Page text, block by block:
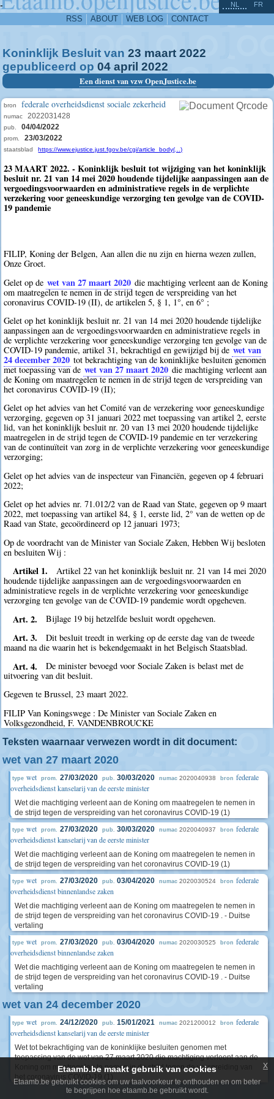
-
RSS ABOUT WEB LOG CONTACT
NL FR
Koninklijk Besluit van 23 maart 2022
gepubliceerd op 04 april 2022
Een dienst van vzw OpenJustice.be
bron federale overheidsdienst sociale zekerheid
numac 2022031428
pub. 04/04/2022
prom. 23/03/2022
staatsblad https://www.ejustice.just.fgov.be/cgi/article_body(...)
23 MAART 2022. - Koninklijk besluit tot wijziging van het koninklijk
besluit nr. 21 van 14 mei 2020 houdende tijdelijke aanpassingen aan de
vergoedingsvoorwaarden en administratieve regels in de verplichte
verzekering voor geneeskundige verzorging ten gevolge van de COVID-
19 pandemie
FILIP, Koning der Belgen, Aan allen die nu zijn en hierna wezen zullen,
Onze Groet.
Gelet op de wet van 27 maart 2020 die machtiging verleent aan de Koning
om maatregelen te nemen in de strijd tegen de verspreiding van het
coronavirus COVID-19 (II), de artikelen 5, § 1, 1°, en 6° ;
Gelet op het koninklijk besluit nr. 21 van 14 mei 2020 houdende tijdelijke
aanpassingen aan de vergoedingsvoorwaarden en administratieve regels in
de verplichte verzekering voor geneeskundige verzorging ten gevolge van de
COVID-19 pandemie, artikel 31, bekrachtigd en gewijzigd bij de wet van
24 december 2020 tot bekrachtiging van de koninklijke besluiten genomen
met toepassing van de wet van 27 maart 2020 die machtiging verleent aan
de Koning om maatregelen te nemen in de strijd tegen de verspreiding van
het coronavirus COVID-19 (II);
Gelet op het advies van het Comité van de verzekering voor geneeskundige
verzorging, gegeven op 31 januari 2022 met toepassing van artikel 2, eerste
lid, van het koninklijk besluit nr. 20 van 13 mei 2020 houdende tijdelijke
maatregelen in de strijd tegen de COVID-19 pandemie en ter verzekering
van de continuïteit van zorg in de verplichte verzekering voor geneeskundige
verzorging;
Gelet op het advies van de inspecteur van Financiën, gegeven op 4 februari
2022;
Gelet op het advies nr. 71.012/2 van de Raad van State, gegeven op 9 maart
2022, met toepassing van artikel 84, § 1, eerste lid, 2° van de wetten op de
Raad van State, gecoördineerd op 12 januari 1973;
Op de voordracht van de Minister van Sociale Zaken, Hebben Wij besloten
en besluiten Wij :
Artikel 1.
Artikel 22 van het koninklijk besluit nr. 21 van 14 mei 2020
houdende tijdelijke aanpassingen aan de vergoedingsvoorwaarden en
administratieve regels in de verplichte verzekering voor geneeskundige
verzorging ten gevolge van de COVID-19 pandemie wordt opgeheven.
Art. 2. Bijlage 19 bij hetzelfde besluit wordt opgeheven.
Art. 3.
Dit besluit treedt in werking op de eerste dag van de tweede
maand na die waarin het is bekendgemaakt in het Belgisch Staatsblad.
Art. 4.
De minister bevoegd voor Sociale Zaken is belast met de
uitvoering van dit besluit.
Gegeven te Brussel, 23 maart 2022.
FILIP Van Koningswege : De Minister van Sociale Zaken en
Volksgezondheid, F. VANDENBROUCKE
Teksten waarnaar verwezen wordt in dit document:
wet van 27 maart 2020
type wet prom. 27/03/2020 pub. 30/03/2020 numac 2020040938 bron federale
overheidsdienst kanselarij van de eerste minister
Wet die machtiging verleent aan de Koning om maatregelen te nemen in
de strijd tegen de verspreiding van het coronavirus COVID-19 (1)
type wet prom. 27/03/2020 pub. 30/03/2020 numac 2020040937 bron federale
overheidsdienst kanselarij van de eerste minister
Wet die machtiging verleent aan de Koning om maatregelen te nemen in
de strijd tegen de verspreiding van het coronavirus COVID-19 (1)
type wet prom. 27/03/2020 pub. 03/04/2020 numac 2020030524 bron federale
overheidsdienst binnenlandse zaken
Wet die machtiging verleent aan de Koning om maatregelen te nemen in
de strijd tegen de verspreiding van het coronavirus COVID-19 . - Duitse
vertaling
type wet prom. 27/03/2020 pub. 03/04/2020 numac 2020030525 bron federale
overheidsdienst binnenlandse zaken
Wet die machtiging verleent aan de Koning om maatregelen te nemen in
de strijd tegen de verspreiding van het coronavirus COVID-19 . - Duitse
vertaling
wet van 24 december 2020
type wet prom. 24/12/2020 pub. 15/01/2021 numac 2021200012 bron federale
overheidsdienst kanselarij van de eerste minister
Wet tot bekrachtiging van de koninklijke besluiten genomen met
toepassing van de wet van 27 maart 2020 die machtiging verleent aan de
Koning om maatregelen te nemen in de strijd tegen de verspreiding van
het coronavirus COVID-19 (1)
^
Etaamb.be maakt gebruik van cookies
Etaamb.be gebruikt cookies om uw taalvoorkeur te onthouden en om beter
te begrijpen hoe etaamb.be gebruikt wordt.
x